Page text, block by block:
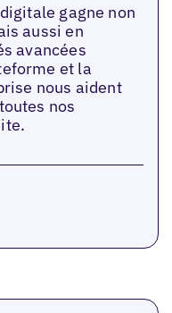
gagne non
aussi en
avancées
et la
nous aident
nos